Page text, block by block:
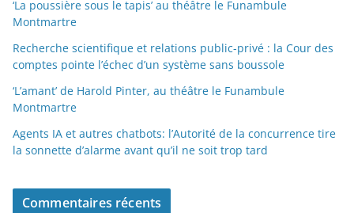
‘La poussière sous le tapis’ au théâtre le Funambule
Montmartre
Recherche scientifique et relations public-privé : la Cour des
comptes pointe l’échec d’un système sans boussole
‘L’amant’ de Harold Pinter, au théâtre le Funambule
Montmartre
Agents IA et autres chatbots: l’Autorité de la concurrence tire
la sonnette d’alarme avant qu’il ne soit trop tard
Commentaires récents